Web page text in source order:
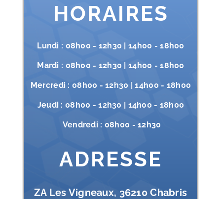
HORAIRES
Lundi : 08h00 - 12h30 | 14h00 - 18h00
Mardi : 08h00 - 12h30 | 14h00 - 18h00
Mercredi : 08h00 - 12h30 | 14h00 - 18h00
Jeudi : 08h00 - 12h30 | 14h00 - 18h00
Vendredi : 08h00 - 12h30
ADRESSE
ZA Les Vigneaux, 36210 Chabris